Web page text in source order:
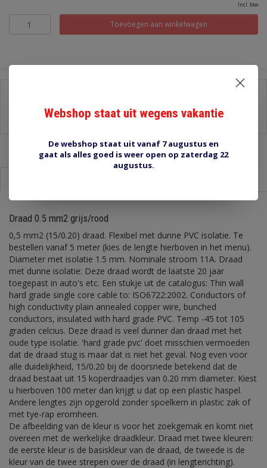
Incl. btw
Toevoegen aan winkelwagen
Stel een vraag over dit product
Afdrukken
Draad 0.5 mm2 grijs/rood
0,5 mm2 (15/0.20) draad. Flexibel met dunne PVC isolatie. Te
bestellen vanaf 5 meter (kies de lengte hierboven in het menu).
Diameter met isolatie 1.5 mm. Nominale stroom 11A. Draad
met dunne isolatie: Deze draad wordt de laatste 20 jaar
toegepast in auto's etc. Een stukje uit de catalogus: Thin wall
hard grade single core cable to: ISO6722:2002. Conductors of
high conductivity plain annealed copper wire, bunched
conductors, insulated with hard grade PVC. Temp -45 tot 105
graden celcius. Deze draad is veel dunner dan draad met het
oude type isolatie. 'hard grade pvc' doet misschien vermoeden
dat de draad stug is maar dat is niet het geval. Nog even voor
alle duidelijkheid, 15/0.20 bij de doorsnede betekend dat de
draad bestaat uit 15 koperdraadjes van 0.20 mm diameter. Kiest
u hierboven 100 meter dan krijgt u dat op een plastic haspel.
Andere lengtes zijn opgerold zonder spoelkern in plastic zak of
met tye-rap eromheen.
De afbeelding van de kleur is voor het zoekgemak en komt niet
overeen met de werkelijke draadkleur. Draad met twee kleuren:
de eerste kleur is de basiskleur van de draad, de tweede is de
kleur van de twee strepen over de draad (in lengterichting).
Webshop staat uit wegens vakantie
De webshop staat uit vanaf 7 augustus en
gaat als alles goed is weer open op zaterdag 22
augustus.